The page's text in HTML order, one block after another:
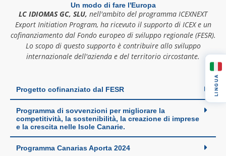
Un modo di fare l'Europa
LC IDIOMAS GC, SLU, nell'ambito del programma ICEXNEXT
Export Initiation Program, ha ricevuto il supporto di ICEX e un
cofinanziamento dal Fondo europeo di sviluppo regionale (FESR).
Lo scopo di questo supporto è contribuire allo sviluppo
internazionale dell'azienda e del territorio circostante.
Progetto cofinanziato dal FESR
Programma di sovvenzioni per migliorare la
competitività, la sostenibilità, la creazione di imprese
e la crescita nelle Isole Canarie.
Programma Canarias Aporta 2024
LINGUA